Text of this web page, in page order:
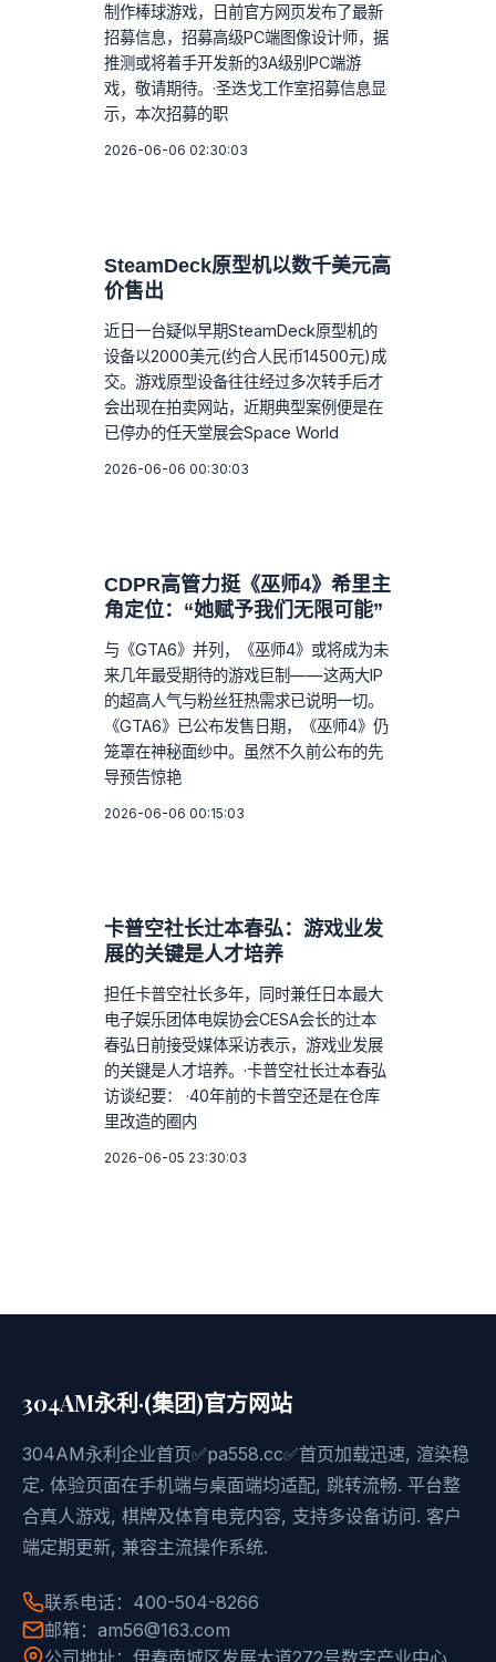
制作棒球游戏，日前官方网页发布了最新
招募信息，招募高级PC端图像设计师，据
推测或将着手开发新的3A级别PC端游
戏，敬请期待。·圣迭戈工作室招募信息显
示，本次招募的职
2026-06-06 02:30:03
SteamDeck原型机以数千美元高
价售出
近日一台疑似早期SteamDeck原型机的
设备以2000美元(约合人民币14500元)成
交。游戏原型设备往往经过多次转手后才
会出现在拍卖网站，近期典型案例便是在
已停办的任天堂展会Space World
2026-06-06 00:30:03
CDPR高管力挺《巫师4》希里主
角定位：“她赋予我们无限可能”
与《GTA6》并列，《巫师4》或将成为未
来几年最受期待的游戏巨制——这两大IP
的超高人气与粉丝狂热需求已说明一切。
《GTA6》已公布发售日期，《巫师4》仍
笼罩在神秘面纱中。虽然不久前公布的先
导预告惊艳
2026-06-06 00:15:03
卡普空社长辻本春弘：游戏业发
展的关键是人才培养
担任卡普空社长多年，同时兼任日本最大
电子娱乐团体电娱协会CESA会长的辻本
春弘日前接受媒体采访表示，游戏业发展
的关键是人才培养。·卡普空社长辻本春弘
访谈纪要： ·40年前的卡普空还是在仓库
里改造的圈内
2026-06-05 23:30:03
304AM永利·(集团)官方网站
304AM永利企业首页✅pa558.cc✅首页加载迅速, 渲染稳
定. 体验页面在手机端与桌面端均适配, 跳转流畅. 平台整
合真人游戏, 棋牌及体育电竞内容, 支持多设备访问. 客户
端定期更新, 兼容主流操作系统.
联系电话：400-504-8266
邮箱：am56@163.com
公司地址：伊春南城区发展大道272号数字产业中心